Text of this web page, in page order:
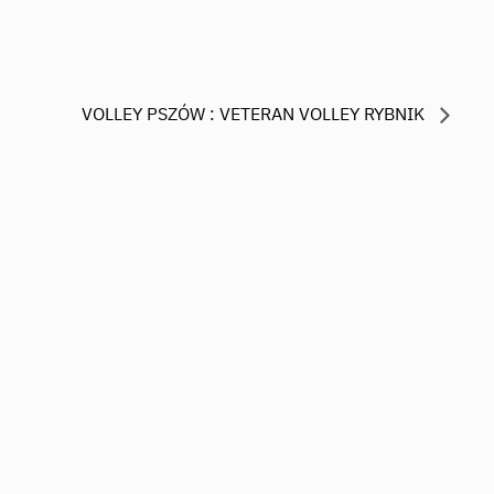
VOLLEY PSZÓW : VETERAN VOLLEY RYBNIK